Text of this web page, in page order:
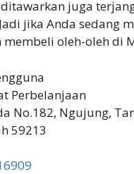
juga
jika Anda sedang
oleh-oleh di
Perbelanjaan
No.182, Ngujung,
59213